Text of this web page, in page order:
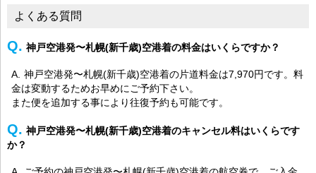
よくある質問
神戸空港発〜札幌(新千歳)空港着の料金はいくらですか？
神戸空港発〜札幌(新千歳)空港着の片道料金は7,970円です。料
金は変動するためお早めにご予約下さい。
また便を追加する事により往復予約も可能です。
神戸空港発〜札幌(新千歳)空港着のキャンセル料はいくらです
か？